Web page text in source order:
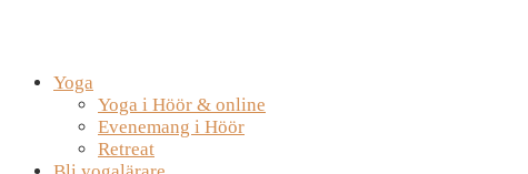
Yoga
Yoga i Höör & online
Evenemang i Höör
Retreat